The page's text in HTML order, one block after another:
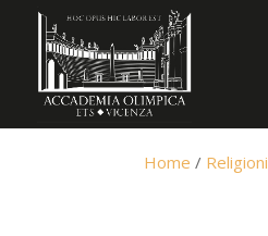
Home / Religioni